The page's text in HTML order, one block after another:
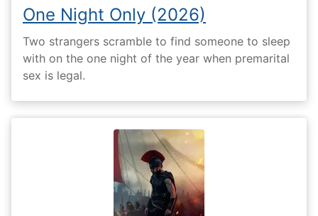
One Night Only (2026)
Two strangers scramble to find someone to sleep
with on the one night of the year when premarital
sex is legal.